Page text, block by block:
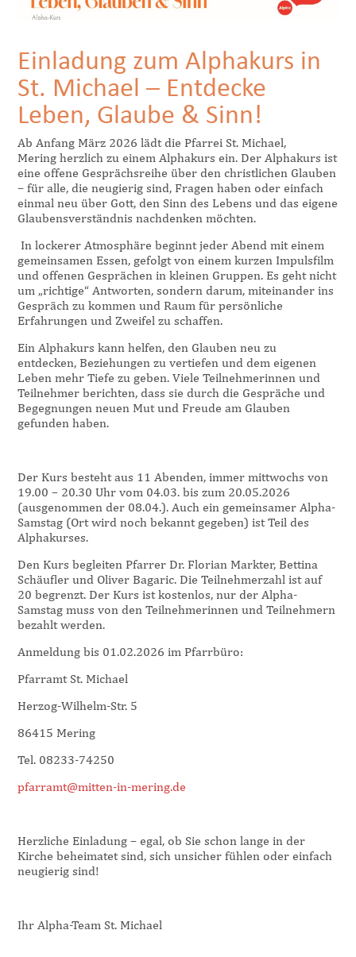
Einladung zum Alphakurs in
St. Michael – Entdecke
Leben, Glaube & Sinn!
Ab Anfang März 2026 lädt die Pfarrei St. Michael,
Mering herzlich zu einem Alphakurs ein. Der Alphakurs ist
eine offene Gesprächsreihe über den christlichen Glauben
– für alle, die neugierig sind, Fragen haben oder einfach
einmal neu über Gott, den Sinn des Lebens und das eigene
Glaubensverständnis nachdenken möchten.
In lockerer Atmosphäre beginnt jeder Abend mit einem
gemeinsamen Essen, gefolgt von einem kurzen Impulsfilm
und offenen Gesprächen in kleinen Gruppen. Es geht nicht
um „richtige“ Antworten, sondern darum, miteinander ins
Gespräch zu kommen und Raum für persönliche
Erfahrungen und Zweifel zu schaffen.
Ein Alphakurs kann helfen, den Glauben neu zu
entdecken, Beziehungen zu vertiefen und dem eigenen
Leben mehr Tiefe zu geben. Viele Teilnehmerinnen und
Teilnehmer berichten, dass sie durch die Gespräche und
Begegnungen neuen Mut und Freude am Glauben
gefunden haben.
Der Kurs besteht aus 11 Abenden, immer mittwochs von
19.00 – 20.30 Uhr vom 04.03. bis zum 20.05.2026
(ausgenommen der 08.04.). Auch ein gemeinsamer Alpha-
Samstag (Ort wird noch bekannt gegeben) ist Teil des
Alphakurses.
Den Kurs begleiten Pfarrer Dr. Florian Markter, Bettina
Schäufler und Oliver Bagaric. Die Teilnehmerzahl ist auf
20 begrenzt. Der Kurs ist kostenlos, nur der Alpha-
Samstag muss von den Teilnehmerinnen und Teilnehmern
bezahlt werden.
Anmeldung bis 01.02.2026 im Pfarrbüro:
Pfarramt St. Michael
Herzog-Wilhelm-Str. 5
86415 Mering
Tel. 08233-74250
pfarramt@mitten-in-mering.de
Herzliche Einladung – egal, ob Sie schon lange in der
Kirche beheimatet sind, sich unsicher fühlen oder einfach
neugierig sind!
Ihr Alpha-Team St. Michael